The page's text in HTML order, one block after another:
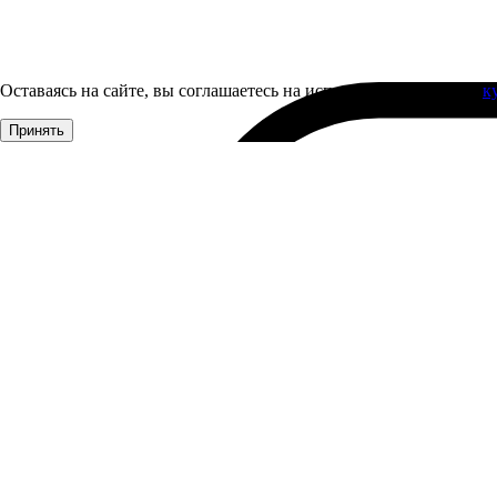
Оставаясь на сайте, вы соглашаетесь на использование файлов
Принять